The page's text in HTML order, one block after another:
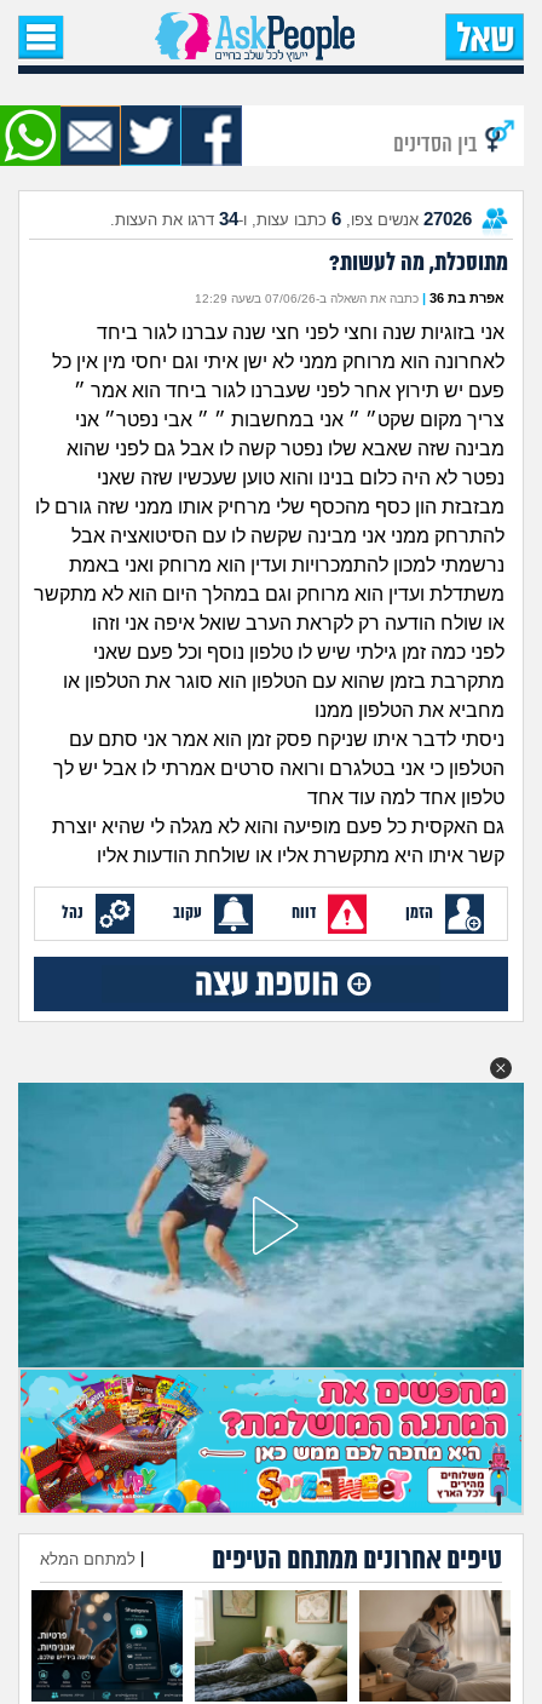
עמוד הבית
שאל שאלה
שאלות חדשות
שאלות שעוררו עניין
עצות חדשות
מה קורה כאן?
מתחם הטיפים
מדורים
זוגיות
היריון ולידה
הורות ומשפחה
מתבגרים
לימודים וסטודנטים
עבודה וקריירה
חברים ואנשים
מה שעובר עליי
שומרים על הגוף
פיננסי וכלכלה
בין הסדינים
חיות מחמד
יוקר המחיה
גאווה
חיפוש שאלות
הרשמה | התחברות
בין הסדינים
27026 אנשים צפו, 6 כתבו עצות, ו-34 דרגו את העצות.
מתוסכלת, מה לעשות?
אפרת בת 36 | כתבה את השאלה ב-07/06/26 בשעה 12:29
אני בזוגיות שנה וחצי לפני חצי שנה עברנו לגור ביחד
לאחרונה הוא מרוחק ממני לא ישן איתי וגם יחסי מין אין כל
פעם יש תירוץ אחר לפני שעברנו לגור ביחד הוא אמר ״
צריך מקום שקט״ ״ אני במחשבות ״ ״ אבי נפטר״ אני
מבינה שזה שאבא שלו נפטר קשה לו אבל גם לפני שהוא
נפטר לא היה כלום בנינו והוא טוען שעכשיו שזה שאני
מבזבזת הון כסף מהכסף שלי מרחיק אותו ממני שזה גורם לו
להתרחק ממני אני מבינה שקשה לו עם הסיטואציה אבל
נרשמתי למכון להתמכרויות ועדין הוא מרוחק ואני באמת
משתדלת ועדין הוא מרוחק וגם במהלך היום הוא לא מתקשר
או שולח הודעה רק לקראת הערב שואל איפה אני וזהו
לפני כמה זמן גילתי שיש לו טלפון נוסף וכל פעם שאני
מתקרבת בזמן שהוא עם הטלפון הוא סוגר את הטלפון או
מחביא את הטלפון ממנו
ניסתי לדבר איתו שניקח פסק זמן הוא אמר אני סתם עם
הטלפון כי אני בטלגרם ורואה סרטים אמרתי לו אבל יש לך
טלפון אחד למה עוד אחד
גם האקסית כל פעם מופיעה והוא לא מגלה לי שהיא יוצרת
קשר איתו היא מתקשרת אליו או שולחת הודעות אליו
הזמן דווח עקוב נהל
טיפים אחרונים ממתחם הטיפים למתחם המלא
הוספת טיפ